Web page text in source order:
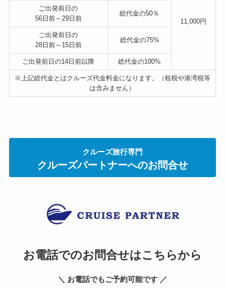
11,000円
ご出発前日の
56日前～29日前
総代金の50％
ご出発前日の
28日前～15日前
総代金の75%
ご出発前日の14日前以降 総代金の100%
※上記総代金とはクルーズ代金料金になります。（租税や港湾税等
は含みません）
クルーズ旅行専門
クルーズパートナーへのお問合せ
お電話でのお問合せはこちらから
＼ お電話でもご予約可能です ／